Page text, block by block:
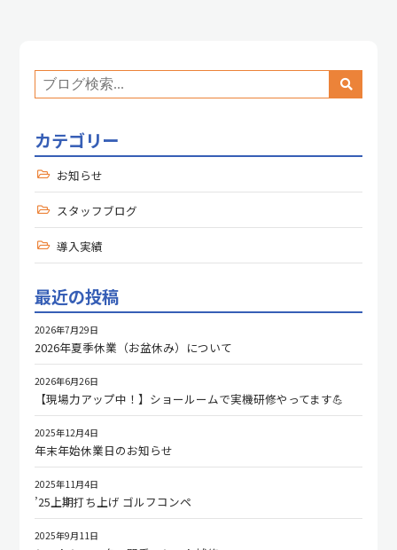
カテゴリー
お知らせ
スタッフブログ
導入実績
最近の投稿
2026年夏季休業（お盆休み）について
2026年7月29日
【現場力アップ中！】ショールームで実機研修やってます💪
2026年6月26日
年末年始休業日のお知らせ
2025年12月4日
’25上期打ち上げ ゴルフコンペ
2025年11月4日
2025年9月11日